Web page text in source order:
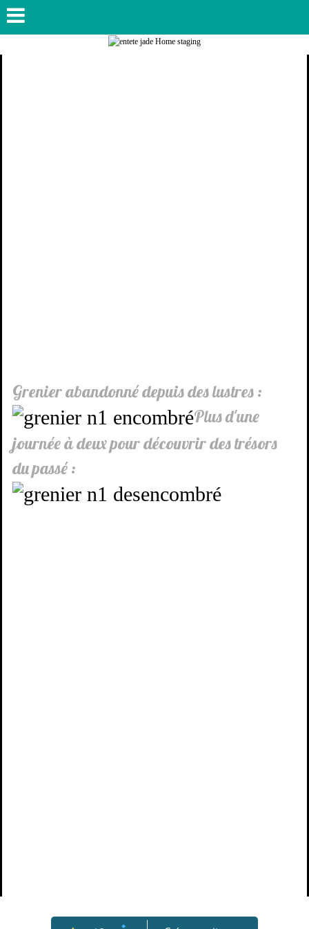
Grenier abandonné depuis des lustres :
Plus d'une
journée à deux pour découvrir des trésors
du passé :